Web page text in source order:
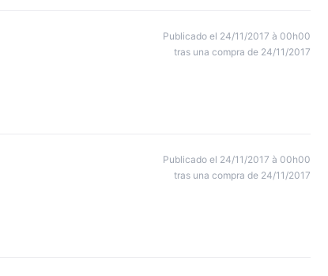
Publicado el 24/11/2017 à 00h00
tras una compra de 24/11/2017
Publicado el 24/11/2017 à 00h00
tras una compra de 24/11/2017